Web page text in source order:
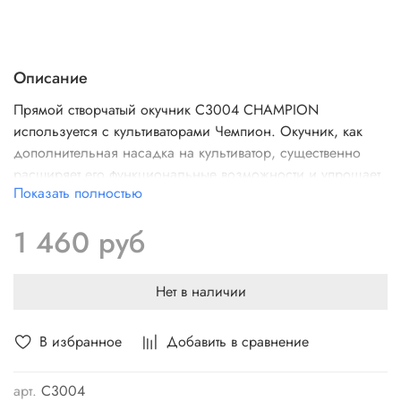
В избранное Добавить в сравнение
арт. C3004
Описание
Прямой створчатый окучник C3004 CHAMPION
используется с культиваторами Чемпион. Окучник, как
дополнительная насадка на культиватор, существенно
расширяет его функциональные возможности и упрощает
различные работы по обработке почвы, такие как
насыпает землю с двух сторон от себя, путем создания
борозды. Изготовлен из высокопрочного материала, что
гарантирует долгий срок службы.
Показать полностью
1 460 руб
Нет в наличии